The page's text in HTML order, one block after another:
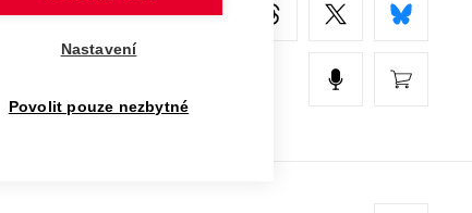
Nastavení
Povolit pouze nezbytné